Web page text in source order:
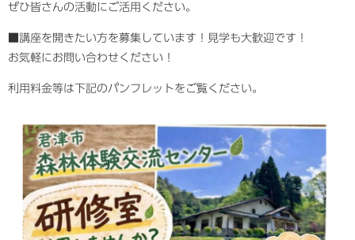
ぜひ皆さんの活動にご活用ください。
■講座を開きたい方を募集しています！見学も大歓迎です！
お気軽にお問い合わせください！
利用料金等は下記のパンフレットをご覧ください。